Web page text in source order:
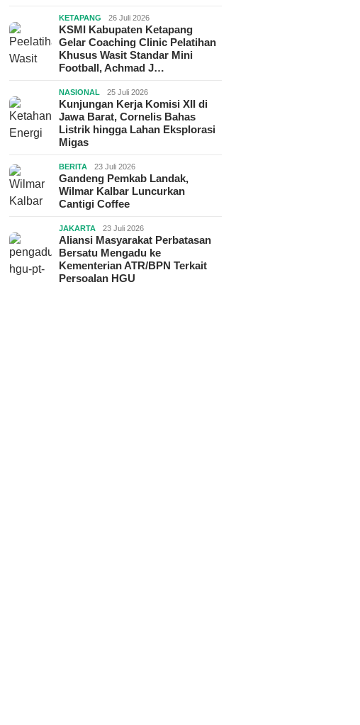
KETAPANG 26 Juli 2026
KSMI Kabupaten Ketapang
Gelar Coaching Clinic Pelatihan
Khusus Wasit Standar Mini
Football, Achmad J…
NASIONAL 25 Juli 2026
Kunjungan Kerja Komisi XII di
Jawa Barat, Cornelis Bahas
Listrik hingga Lahan Eksplorasi
Migas
BERITA 23 Juli 2026
Gandeng Pemkab Landak,
Wilmar Kalbar Luncurkan
Cantigi Coffee
JAKARTA 23 Juli 2026
Aliansi Masyarakat Perbatasan
Bersatu Mengadu ke
Kementerian ATR/BPN Terkait
Persoalan HGU